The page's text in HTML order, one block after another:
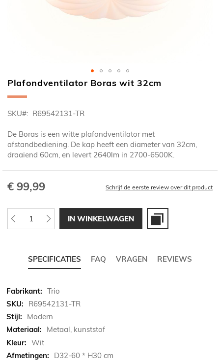
Ga
naar
begin
de
afbeeldingen-
gallerij
Plafondventilator Boras wit 32cm
SKU R69542131-TR
De Boras is een witte plafondventilator met
afstandbediening. De kap heeft een diameter van 32cm,
draaiend 60cm, en levert 2640lm in 2700-6500K.
€ 99,99 Schrijf de eerste review over dit product
IN WINKELWAGEN
SPECIFICATIES FAQ VRAGEN REVIEWS
Meer
informatie
Trio
R69542131-TR
Modern
Metaal, kunststof
Wit
D32-60 * H30 cm